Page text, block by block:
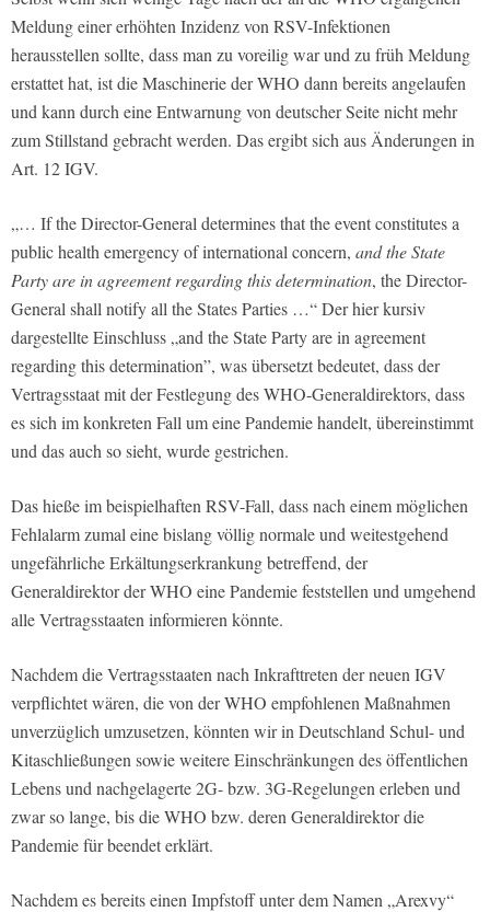
Meldung einer erhöhten Inzidenz von RSV-Infektionen
herausstellen sollte, dass man zu voreilig war und zu früh Meldung
erstattet hat, ist die Maschinerie der WHO dann bereits angelaufen
und kann durch eine Entwarnung von deutscher Seite nicht mehr
zum Stillstand gebracht werden. Das ergibt sich aus Änderungen in
Art. 12 IGV.
„… If the Director-General determines that the event constitutes a
public health emergency of international concern, and the State
Party are in agreement regarding this determination, the Director-
General shall notify all the States Parties …“ Der hier kursiv
dargestellte Einschluss „and the State Party are in agreement
regarding this determination”, was übersetzt bedeutet, dass der
Vertragsstaat mit der Festlegung des WHO-Generaldirektors, dass
es sich im konkreten Fall um eine Pandemie handelt, übereinstimmt
und das auch so sieht, wurde gestrichen.
Das hieße im beispielhaften RSV-Fall, dass nach einem möglichen
Fehlalarm zumal eine bislang völlig normale und weitestgehend
ungefährliche Erkältungserkrankung betreffend, der
Generaldirektor der WHO eine Pandemie feststellen und umgehend
alle Vertragsstaaten informieren könnte.
Nachdem die Vertragsstaaten nach Inkrafttreten der neuen IGV
verpflichtet wären, die von der WHO empfohlenen Maßnahmen
unverzüglich umzusetzen, könnten wir in Deutschland Schul- und
Kitaschließungen sowie weitere Einschränkungen des öffentlichen
Lebens und nachgelagerte 2G- bzw. 3G-Regelungen erleben und
zwar so lange, bis die WHO bzw. deren Generaldirektor die
Pandemie für beendet erklärt.
Nachdem es bereits einen Impfstoff unter dem Namen „Arexvy“